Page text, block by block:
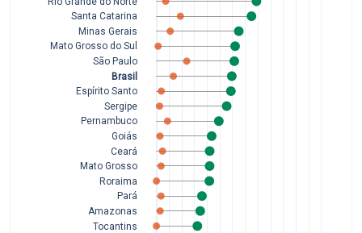
Tocantins
Amazonas
Pará
Roraima
Mato Grosso
Ceará
Goiás
Pernambuco
Sergipe
Espírito Santo
Brasil
São Paulo
Mato Grosso do Sul
Minas Gerais
Santa Catarina